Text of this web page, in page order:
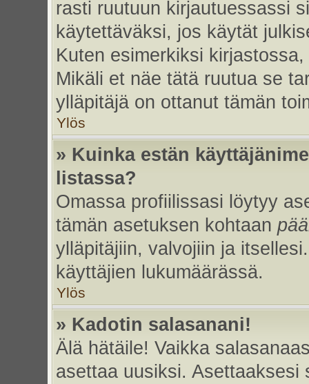
rasti ruutuun kirjautuessassi
käytettäväksi, jos käytät
Kuten esimerkiksi
Mikäli et näe tätä ruutua se
ylläpitäjä on ottanut tämän
Ylös
» Kuinka estän
listassa?
Omassa profiilissasi löytyy
tämän asetuksen kohtaan
ylläpitäjiin, valvojiin ja
käyttäjien lukumäärässä.
Ylös
» Kadotin salasanani!
Älä hätäile! Vaikka
asettaa uusiksi. Asettaaksesi